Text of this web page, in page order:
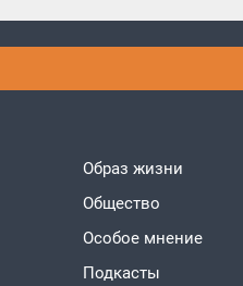
Образ жизни
Общество
Особое мнение
Подкасты